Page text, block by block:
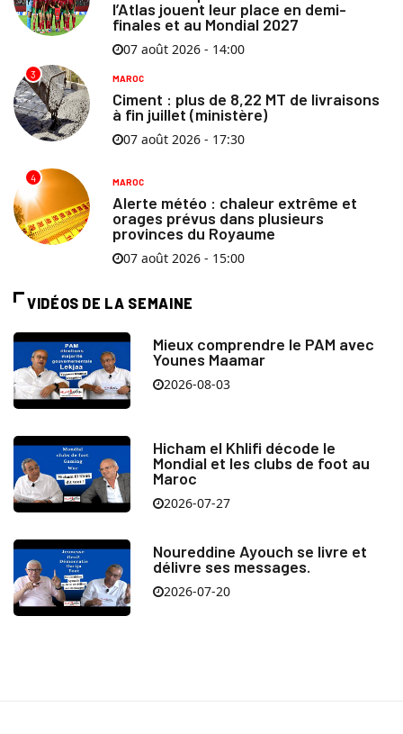
l’Atlas jouent leur place en demi-
finales et au Mondial 2027
07 août 2026 - 14:00
3 MAROC
Ciment : plus de 8,22 MT de livraisons
à fin juillet (ministère)
07 août 2026 - 17:30
4 MAROC
Alerte météo : chaleur extrême et
orages prévus dans plusieurs
provinces du Royaume
07 août 2026 - 15:00
VIDÉOS DE LA SEMAINE
Mieux comprendre le PAM avec
Younes Maamar
2026-08-03
Hicham el Khlifi décode le
Mondial et les clubs de foot au
Maroc
2026-07-27
Noureddine Ayouch se livre et
délivre ses messages.
2026-07-20